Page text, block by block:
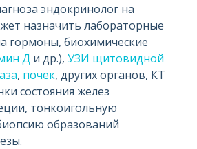
эндокринолог на
назначить лабораторные
гормоны, биохимические
Д и др.), УЗИ щитовидной
, почек, других органов, КТ
состояния желез
тонкоигольную
образований